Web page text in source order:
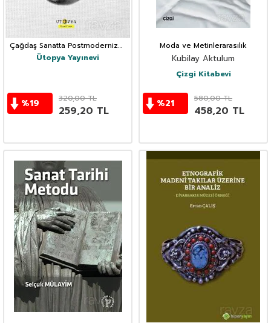
Çağdaş Sanatta Postmodernizm,
Neo-Avangardizm ve Sinizm
Ütopya Yayınevi
%19 320,00TL
259,20 TL
Moda ve Metinlerarasılık
Kubilay Aktulum
Çizgi Kitabevi
%21 580,00TL
458,20 TL